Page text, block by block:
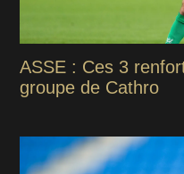
ASSE : Ces 3
groupe de Cathro